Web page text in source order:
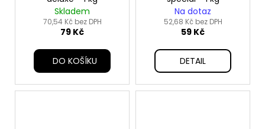
Skladem
70,54 Kč bez DPH
79 Kč
DO KOŠÍKU
Na dotaz
52,68 Kč bez DPH
59 Kč
DETAIL